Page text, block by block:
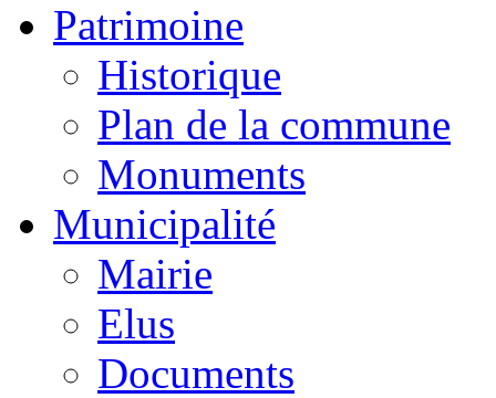
Patrimoine
Historique
Plan de la commune
Monuments
Municipalité
Mairie
Elus
Documents